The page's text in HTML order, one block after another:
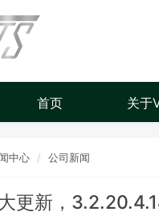
首页 关于
中心 公司新闻
更新，